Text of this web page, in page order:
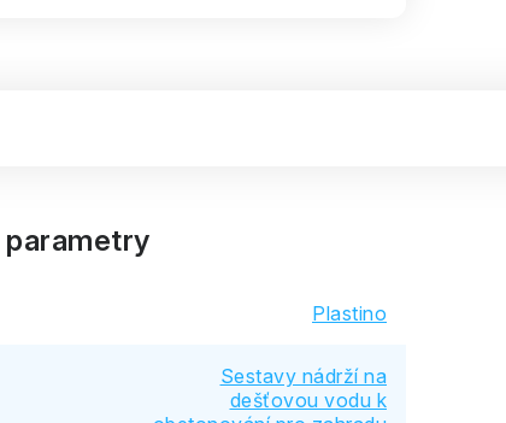
parametry
Plastino
Sestavy nádrží na
dešťovou vodu k